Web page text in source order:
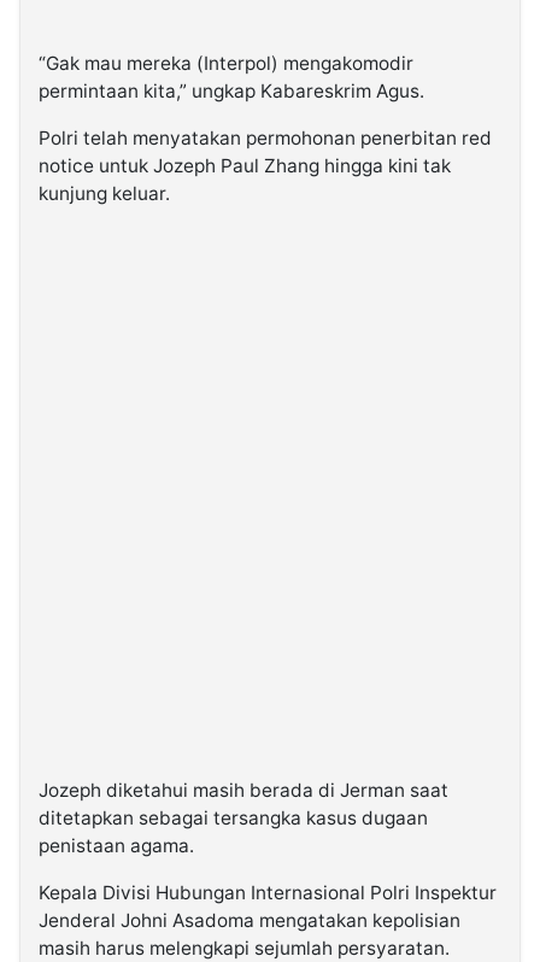
“Gak mau mereka (Interpol) mengakomodir
permintaan kita,” ungkap Kabareskrim Agus.
Polri telah menyatakan permohonan penerbitan red
notice untuk Jozeph Paul Zhang hingga kini tak
kunjung keluar.
Jozeph diketahui masih berada di Jerman saat
ditetapkan sebagai tersangka kasus dugaan
penistaan agama.
Kepala Divisi Hubungan Internasional Polri Inspektur
Jenderal Johni Asadoma mengatakan kepolisian
masih harus melengkapi sejumlah persyaratan.